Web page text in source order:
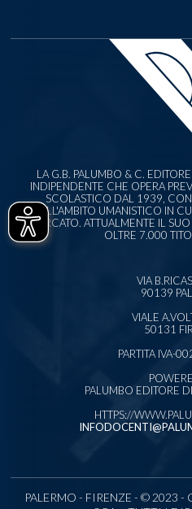
LA G.B. PALUMBO & C.
INDIPENDENTE CHE OPERA
SCOLASTICO DAL 1939,
ALL'AMBITO UMANISTICO IN
MERCATO. ATTUALMENTE IL
OLTRE 7.000
VIA
90139
VIALE
50131
PARTITA IVA-
PALUMBO EDITORE
HTTPS://
PALERMO - FIRENZE - © 2023 -